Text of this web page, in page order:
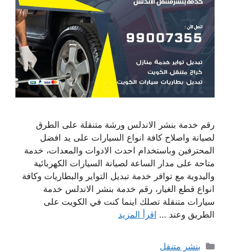
رقم خدمة بنشر الاندلس ورشة متنقلة على الطرق
لصيانة واصلاح كافة انواع السيارات على يد افضل
المحترفين وباستخدام احدث الادوات والمعدات، خدمة
متاحة على مدار الساعة لصيانة السيارات الكهربائية
واليدوية مع توافر خدمة تبديل التواير والبطاريات وكافة
انواع قطع الغيار، رقم خدمة بنشر الاندلس خدمة
سيارات متنقلة تصلك اينما كنت في الكويت على
الطريق وعند … اقرأ المزيد
التصنيفات
بنشر متنقل